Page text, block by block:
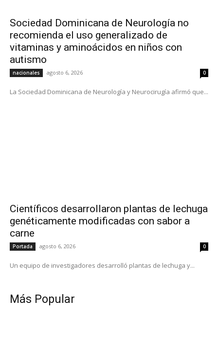
Sociedad Dominicana de Neurología no
recomienda el uso generalizado de
vitaminas y aminoácidos en niños con
autismo
nacionales agosto 6, 2026 0
La Sociedad Dominicana de Neurología y Neurocirugía afirmó que...
Científicos desarrollaron plantas de lechuga
genéticamente modificadas con sabor a
carne
Portada agosto 6, 2026 0
Un equipo de investigadores desarrolló plantas de lechuga y...
Más Popular